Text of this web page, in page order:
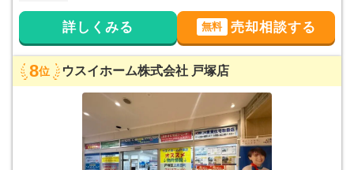
詳しくみる 無料 売却相談する
8位 ウスイホーム株式会社 戸塚店